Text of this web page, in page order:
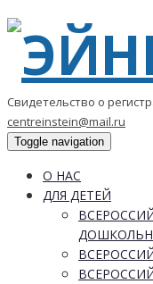
Свидетельство о
centreinstein@mail.ru
Toggle navigation
О НАС
ДЛЯ ДЕТЕЙ